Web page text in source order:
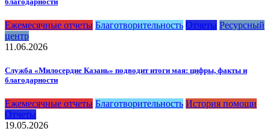
Ежемесячные отчеты Благотворительность Отчеты Ресурсный
центр
11.06.2026
Служба «Милосердие Казань» подводит итоги мая: цифры, факты и
благодарности
Ежемесячные отчеты Благотворительность История помощи
Отчеты
19.05.2026